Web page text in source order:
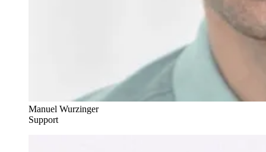
Manuel Wurzinger
Support